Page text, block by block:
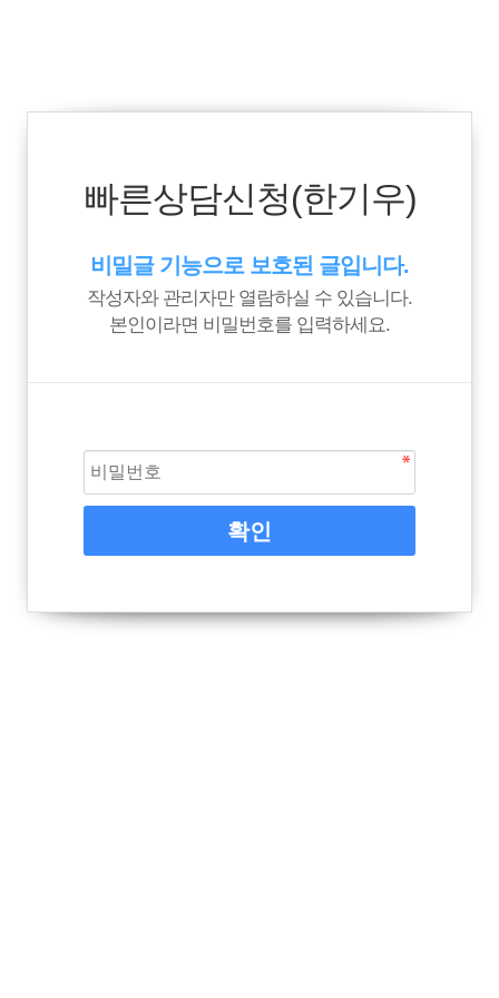
빠른상담신청(한기우)
비밀글 기능으로 보호된 글입니다.
작성자와 관리자만 열람하실 수 있습니다.
본인이라면 비밀번호를 입력하세요.